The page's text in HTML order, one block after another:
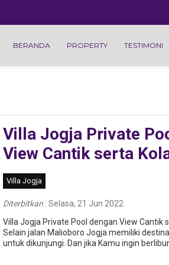
BERANDA PROPERTY TESTIMONI
Villa Jogja Private
View Cantik serta
Villa Jogja
Diterbitkan: Selasa, 21 Jun 2022
Villa Jogja Private Pool dengan View Cantik
Selain jalan Malioboro Jogja memiliki
untuk dikunjungi. Dan jіkа Kamu іngіn
VILLA KEBUN
COCOK UNTUK
ROMBONGAN
BESAR
Rp.
Pacet Mojokerto
Villa Padusan
Resort Free
Villa
Renang
Lokasi
dengan
Wisata